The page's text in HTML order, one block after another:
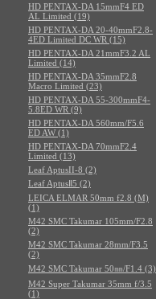
HD PENTAX-DA 15mmF4 ED
AL Limited (19)
HD PENTAX-DA 20-40mmF2.8-
4ED Limited DC WR (15)
HD PENTAX-DA 21mmF3.2 AL
Limited (14)
HD PENTAX-DA 35mmF2.8
Macro Limited (23)
HD PENTAX-DA 55-300mmF4-
5.8ED WR (9)
HD PENTAX-DA 560mm/F5.6
ED AW (1)
HD PENTAX-DA 70mmF2.4
Limited (13)
Leaf AptusII-8 (2)
Leaf AptusⅡ5 (2)
LEICA ELMAR 50mm f2.8 (M)
(1)
M42 SMC Takumar 105mm/F2.8
(2)
M42 SMC Takumar 28mm/F3.5
(2)
M42 SMC Takumar 50㎜/F1.4 (3)
M42 Super Takumar 35mm f/3.5
(1)